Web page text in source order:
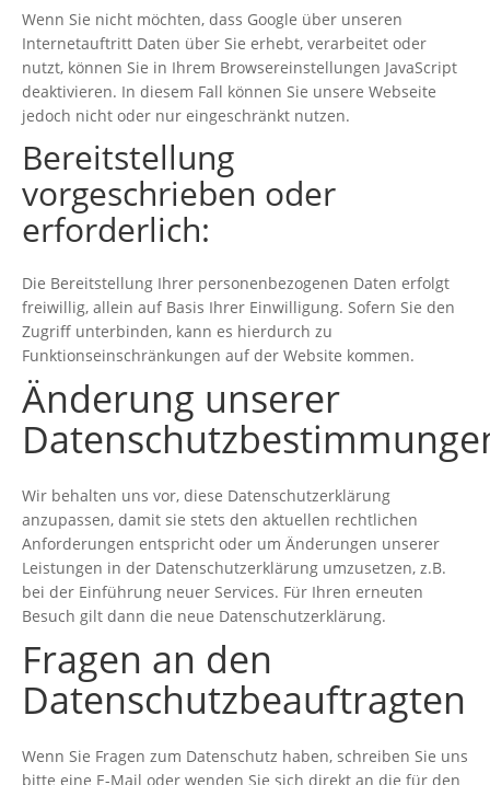
Wenn Sie nicht möchten, dass Google über unseren
Internetauftritt Daten über Sie erhebt, verarbeitet oder
nutzt, können Sie in Ihrem Browsereinstellungen JavaScript
deaktivieren. In diesem Fall können Sie unsere Webseite
jedoch nicht oder nur eingeschränkt nutzen.
Bereitstellung
vorgeschrieben oder
erforderlich:
Die Bereitstellung Ihrer personenbezogenen Daten erfolgt
freiwillig, allein auf Basis Ihrer Einwilligung. Sofern Sie den
Zugriff unterbinden, kann es hierdurch zu
Funktionseinschränkungen auf der Website kommen.
Änderung unserer
Wir behalten uns vor, diese Datenschutzerklärung
anzupassen, damit sie stets den aktuellen rechtlichen
Anforderungen entspricht oder um Änderungen unserer
Leistungen in der Datenschutzerklärung umzusetzen, z.B.
bei der Einführung neuer Services. Für Ihren erneuten
Besuch gilt dann die neue Datenschutzerklärung.
Fragen an den
Datenschutzbeauftragten
Wenn Sie Fragen zum Datenschutz haben, schreiben Sie uns
bitte eine E-Mail oder wenden Sie sich direkt an die für den